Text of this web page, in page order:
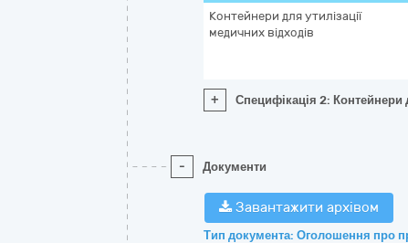
Контейнери для утилізації
медичних відходів
+ Специфікація 2: Контейнери
- Документи
Завантажити архівом
Тип документа: Оголошення про